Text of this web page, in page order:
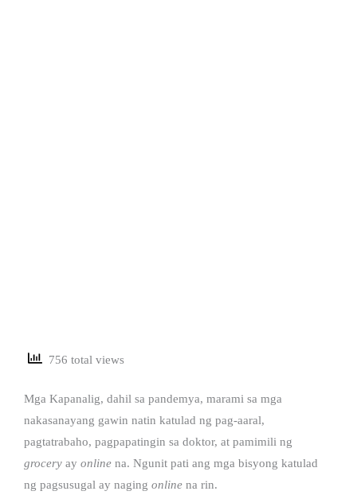
756 total views
Mga Kapanalig, dahil sa pandemya, marami sa mga
nakasanayang gawin natin katulad ng pag-aaral,
pagtatrabaho, pagpapatingin sa doktor, at pamimili ng
grocery ay online na. Ngunit pati ang mga bisyong katulad
ng pagsusugal ay naging online na rin.